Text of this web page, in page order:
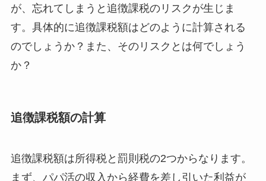
が、忘れてしまうと追徴課税のリスクが生じま
す。具体的に追徴課税額はどのように計算される
のでしょうか？また、そのリスクとは何でしょう
か？
追徴課税額の計算
追徴課税額は所得税と罰則税の2つからなります。
まず、パパ活の収入から経費を差し引いた利益が